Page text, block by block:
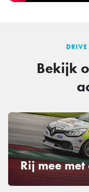
Bekijk
Rij mee